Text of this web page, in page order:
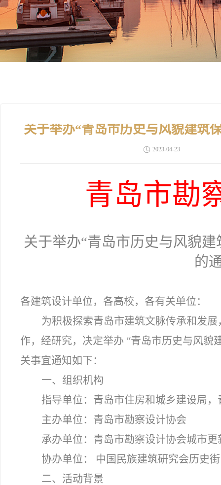
关于举办“青岛市历史与风貌建筑
2023-04-23
青岛市勘
关于举办“青岛市历史与风貌
的
各建筑设计单位，各高校，各有关单位：
为积极探索青岛市建筑文脉传承和发
作，经研究，决定举办 “青岛市历史与风貌
关事宜通知如下：
一、组织机构
指导单位：青岛市住房和城乡建设局
主办单位：青岛市勘察设计协会
承办单位：青岛市勘察设计协会城市
协办单位： 中国民族建筑研究会历史
二、活动背景